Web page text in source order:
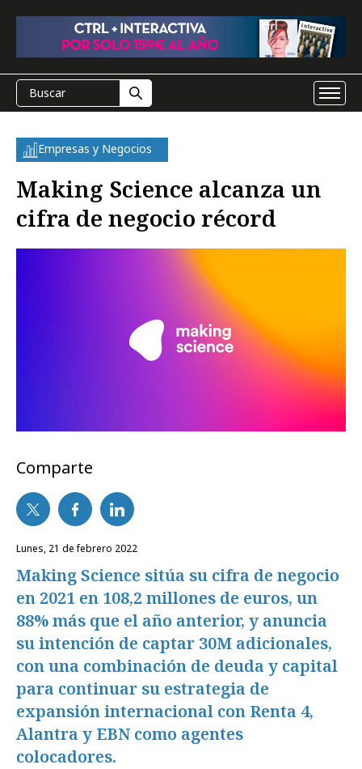
Empresas y Negocios
Making Science alcanza un
cifra de negocio récord
Comparte
lunes, 21 de febrero 2022
Making Science sitúa su cifra de negocio
en 2021 en 108,2 millones de euros, un
88% más que el año anterior, y anuncia
su intención de captar 30M adicionales,
con una combinación de deuda y capital
para continuar su estrategia de
expansión internacional con Renta 4,
Alantra y EBN como agentes
colocadores.